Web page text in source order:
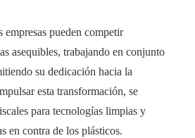
empresas pueden competir
asequibles, trabajando en conjunto
su dedicación hacia la
esta transformación, se
para tecnologías limpias y
en contra de los plásticos.